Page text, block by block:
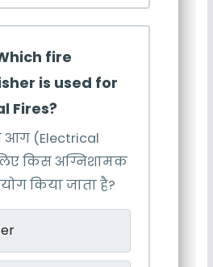
fire
is used for
Fires?
आग (Electrical
किस अग्निशामक
किया जाता है?